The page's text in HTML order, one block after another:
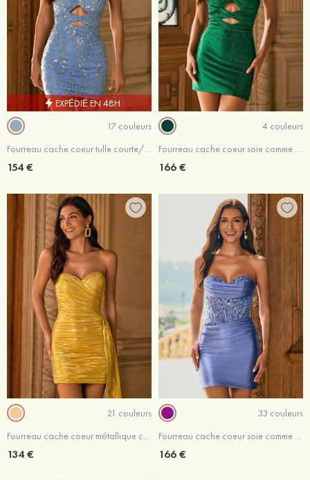
EXPÉDIÉ EN 48H
17 couleurs
Fourreau cache coeur tulle courte/mini robe de fête de la rentré avec appliqué paillettes
154 €
4 couleurs
Fourreau cache coeur soie comme du satin courte/mini robe de fête de la rentré avec cristal trou de serrure
166 €
21 couleurs
Fourreau cache coeur métallique courte/mini robe de fête de la rentré avec plissé drapé latéral
134 €
33 couleurs
Fourreau cache coeur soie comme du satin courte/mini robe de fête de la rentré avec appliqué perles
166 €